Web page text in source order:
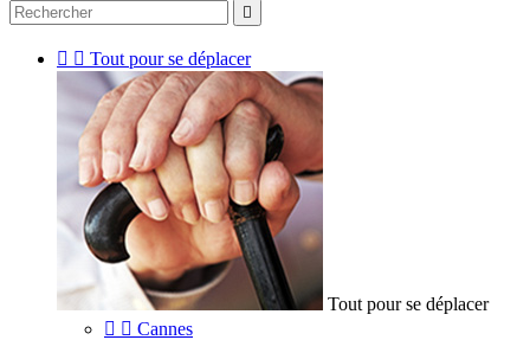

  Tout pour se déplacer
Tout pour se déplacer
  Cannes